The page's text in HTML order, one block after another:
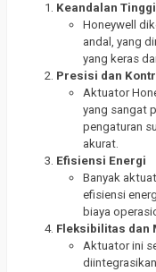
Keandalan Tinggi
Honeywell
andal, yang
yang keras
Presisi dan
Aktuator
yang sangat
pengaturan
akurat.
Efisiensi Energi
Banyak
efisiensi
biaya
Fleksibilitas dan
Aktuator ini